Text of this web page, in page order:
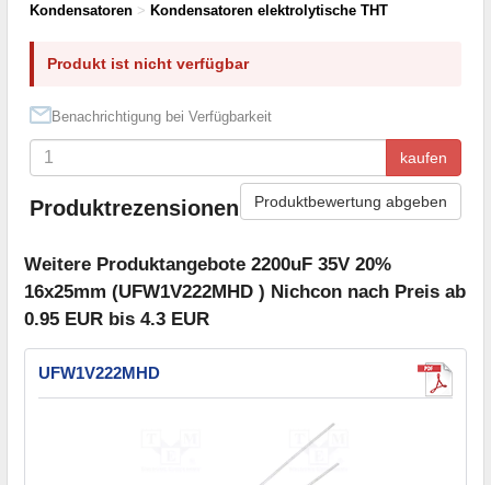
Kondensatoren > Kondensatoren elektrolytische THT
Produkt ist nicht verfügbar
Benachrichtigung bei Verfügbarkeit
kaufen
Produktrezensionen Produktbewertung abgeben
Weitere Produktangebote 2200uF 35V 20%
16x25mm (UFW1V222MHD ) Nichcon nach Preis ab
0.95 EUR bis 4.3 EUR
UFW1V222MHD